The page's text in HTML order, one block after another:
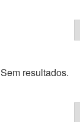
Sem resultados.